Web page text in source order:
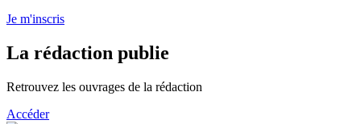
Je m'inscris
La rédaction publie
Retrouvez les ouvrages de la rédaction
Accéder